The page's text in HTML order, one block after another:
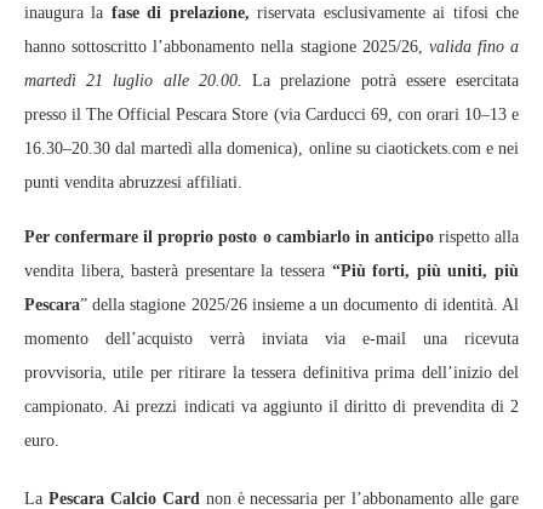
inaugura la fase di prelazione, riservata esclusivamente ai tifosi che
hanno sottoscritto l’abbonamento nella stagione 2025/26, valida fino a
martedì 21 luglio alle 20.00.
La prelazione potrà essere esercitata
presso il The Official Pescara Store (via Carducci 69, con orari 10–13 e
16.30–20.30 dal martedì alla domenica), online su ciaotickets.com e nei
punti vendita abruzzesi affiliati.
Per confermare il proprio posto o cambiarlo in anticiporispetto alla
vendita libera, basterà presentare la tessera “Più forti, più uniti, più
Pescara” della stagione 2025/26 insieme a un documento di identità. Al
momento dell’acquisto verrà inviata via e‑mail una ricevuta
provvisoria, utile per ritirare la tessera definitiva prima dell’inizio del
campionato. Ai prezzi indicati va aggiunto il diritto di prevendita di 2
euro.
La Pescara Calcio Card non è necessaria per l’abbonamento alle gare